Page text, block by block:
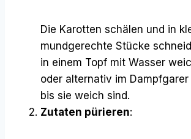
Die Karotten schälen und in
mundgerechte Stücke
in einem Topf mit Wasser
oder alternativ im
bis sie weich sind.
Zutaten pürieren: